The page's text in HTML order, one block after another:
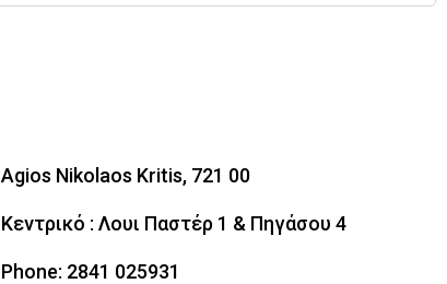
Agios Nikolaos Kritis, 721 00
Κεντρικό : Λουι Παστέρ 1 & Πηγάσου 4
Phone: 2841 025931